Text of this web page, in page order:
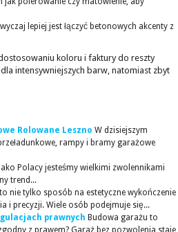
lepiej jest łączyć betonowych akcenty z
koloru i faktury do reszty
intensywniejszych barw, natomiast zbyt
Rolowane Leszno W dzisiejszym
rampy i bramy garażowe
Polacy jesteśmy wielkimi zwolennikami
trend...
nie tylko sposób na estetyczne wykończenie
i precyzji. Wiele osób podejmuje się...
prawnych Budowa garażu to
z prawem? Garaż bez pozwolenia staje